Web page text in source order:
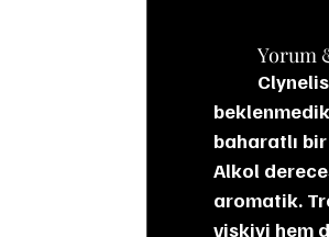
Yorum
baharatlı
Alkol
aromatik.
viskiyi hem